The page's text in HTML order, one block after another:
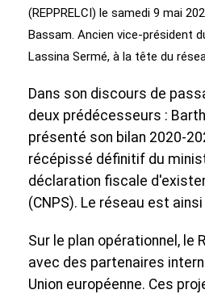
(REPPRELCI) le samedi 9 mai
Bassam. Ancien vice-président
Lassina Sermé, à la tête du
Dans son discours de
deux prédécesseurs :
présenté son bilan 2020-
récépissé définitif du
déclaration fiscale
(CNPS). Le réseau est
Sur le plan opérationnel, le
avec des partenaires
Union européenne. Ces